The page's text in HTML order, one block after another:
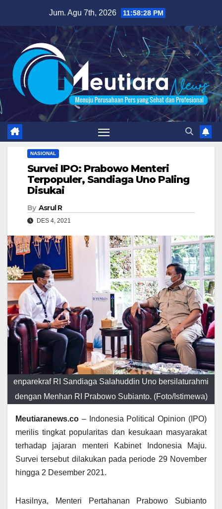
content
Jum. Agu 7th, 2026 11:58:29 PM
NASIONAL
Survei IPO: Prabowo Menteri
Terpopuler, Sandiaga Uno Paling
Disukai
By Asrul R
DES 4, 2021
enparekraf RI Sandiaga Salahuddin Uno bersilaturahmi
dengan Menhan RI Prabowo Subianto. (Foto/Istimewa)
Meutiaranews.co – Indonesia Political Opinion (IPO)
merilis tingkat popularitas dan kesukaan masyarakat
terhadap jajaran menteri Kabinet Indonesia Maju.
Survei tersebut dilakukan pada periode 29 November
hingga 2 Desember 2021.
Hasilnya, Menteri Pertahanan Prabowo Subianto